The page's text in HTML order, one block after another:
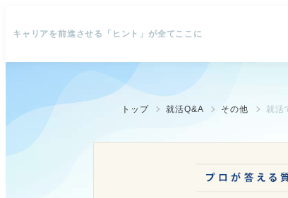
キャリアを前進させる「ヒント」が全てここに
トップ 就活Q&A その他 就活